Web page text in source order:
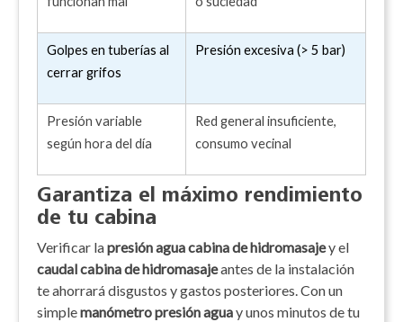
Golpes en tuberías al
cerrar grifos
Presión excesiva (> 5 bar)
Presión variable
según hora del día
Red general insuficiente,
consumo vecinal
Garantiza el máximo rendimiento
de tu cabina
Verificar lapresión agua cabina de hidromasajey el
caudal cabina de hidromasajeantes de la instalación
te ahorrará disgustos y gastos posteriores. Con un
simplemanómetro presión aguay unos minutos de tu